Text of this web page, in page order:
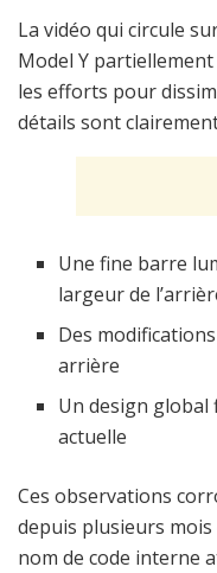
La vidéo qui circule
Model Y
les efforts pour
détails sont
Une fine barre
largeur de
Des
arrière
Un design global
actuelle
Ces observations
depuis plusieurs
nom de code interne